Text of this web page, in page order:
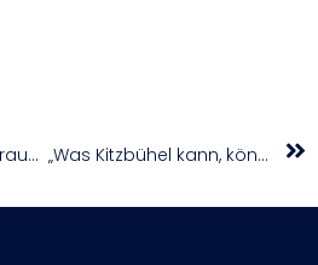
Einzelzeitfahren der Frauen bringt zwei sechste Plätze für Österreich „Was Kitzbühel kann, können wir auch“